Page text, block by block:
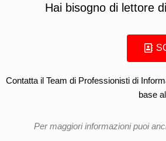
Hai bisogno di lettore
Contatta il Team di Professionisti di
base
Per maggiori informazioni puoi